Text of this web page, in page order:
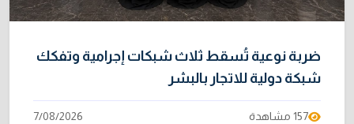
ضربة نوعية تُسقط ثلاث شبكات إجرامية وتفكك
شبكة دولية للاتجار بالبشر
157 مشاهدة 7/08/2026